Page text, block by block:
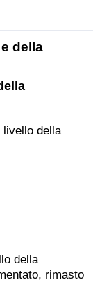
della
livello della
della
rimasto